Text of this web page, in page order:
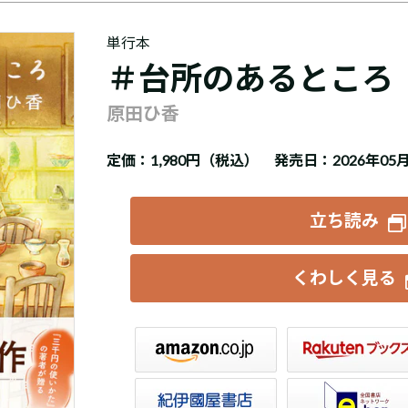
単行本
＃台所のあるところ
原田ひ香
定価： 1,980円（税込） 発売日：2026年05
立ち読み
くわしく見る
楽天ブックス セブンネット
e-hon HonyaClub